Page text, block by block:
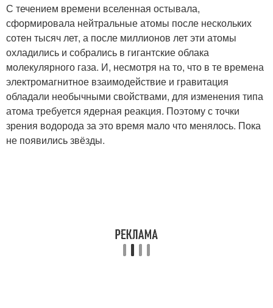
С течением времени вселенная остывала,
сформировала нейтральные атомы после нескольких
сотен тысяч лет, а после миллионов лет эти атомы
охладились и собрались в гигантские облака
молекулярного газа. И, несмотря на то, что в те времена
электромагнитное взаимодействие и гравитация
обладали необычными свойствами, для изменения типа
атома требуется ядерная реакция. Поэтому с точки
зрения водорода за это время мало что менялось. Пока
не появились звёзды.